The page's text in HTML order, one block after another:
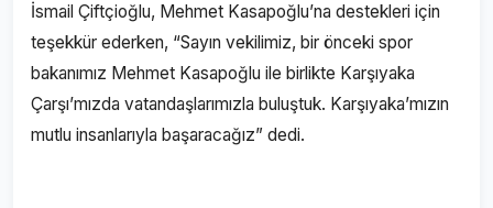
İsmail Çiftçioğlu, Mehmet Kasapoğlu’na destekleri için
teşekkür ederken, “Sayın vekilimiz, bir önceki spor
bakanımız Mehmet Kasapoğlu ile birlikte Karşıyaka
Çarşı’mızda vatandaşlarımızla buluştuk. Karşıyaka’mızın
mutlu insanlarıyla başaracağız” dedi.